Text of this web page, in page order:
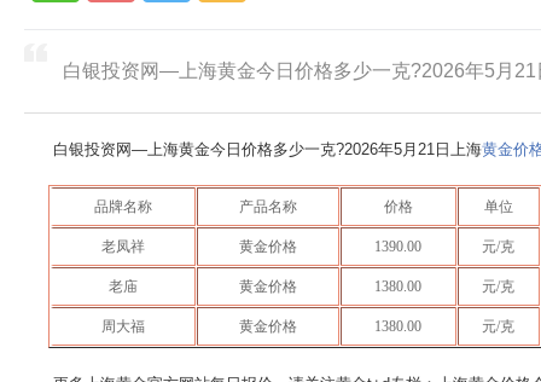
白银投资网—上海黄金今日价格多少一克?2026年5月
白银投资网—上海黄金今日价格多少一克?2026年5月21日 上海黄金价
品牌名称 产品名称 价格 单位
老凤祥 黄金价格 1390.00 元/克
老庙 黄金价格 1380.00 元/克
周大福 黄金价格 1380.00 元/克